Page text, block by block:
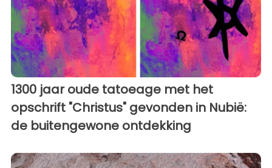
1300 jaar oude tatoeage met het
opschrift "Christus" gevonden in Nubië:
de buitengewone ontdekking